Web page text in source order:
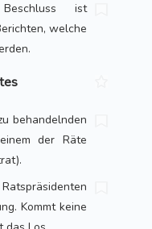
ist
welche
behandelnden
der Räte
Kommt keine